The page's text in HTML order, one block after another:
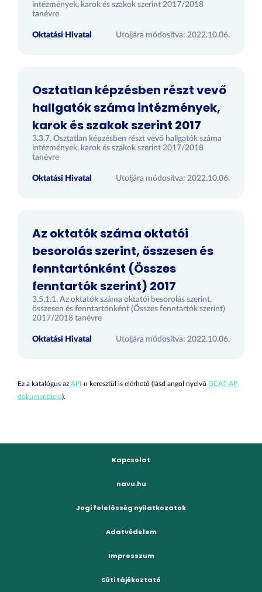
intézmények, karok és szakok szerint 2017/2018
tanévre
Oktatási Hivatal Utoljára módosítva: 2022.10.06.
Osztatlan képzésben részt vevő
hallgatók száma intézmények,
karok és szakok szerint 2017
3.3.7. Osztatlan képzésben részt vevő hallgatók száma
intézmények, karok és szakok szerint 2017/2018
tanévre
Oktatási Hivatal Utoljára módosítva: 2022.10.06.
Az oktatók száma oktatói
besorolás szerint, összesen és
fenntartónként (Összes
fenntartók szerint) 2017
3.5.1.1. Az oktatók száma oktatói besorolás szerint,
összesen és fenntartónként (Összes fenntartók szerint)
2017/2018 tanévre
Oktatási Hivatal Utoljára módosítva: 2022.10.06.
Ez a katalógus az API-n keresztül is elérhető (lásd angol nyelvű DCAT-AP
dokumentáció).
Kapcsolat
navu.hu
Jogi felelősség nyilatkozatok
Adatvédelem
Impresszum
Süti tájékoztató